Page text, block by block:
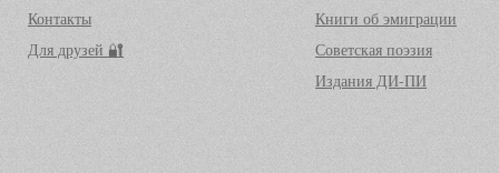
Контакты
Для друзей 🔐
Книги об эмиграции
Советская поэзия
Издания ДИ-ПИ